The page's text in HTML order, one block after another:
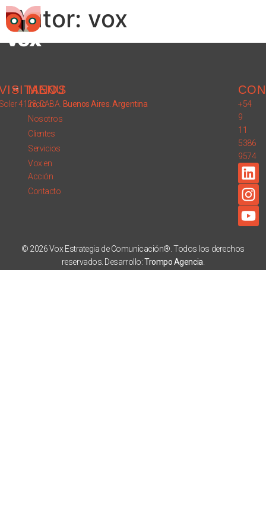
Autor: vox
MENU
Inicio
Nosotros
Clientes
Servicios
Vox en
Acción
Contacto
4128, CABA. Buenos Aires. Argentina
+54
9
11
5386
9574
© 2026 Vox Estrategia de Comunicación®. Todos los derechos
reservados. Desarrollo:Trompo Agencia